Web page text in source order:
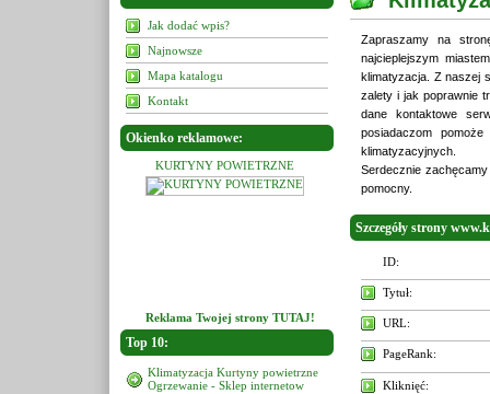
Jak dodać wpis?
Najnowsze
Mapa katalogu
Kontakt
Okienko reklamowe:
KURTYNY POWIETRZNE KURTYNY POWIETRZNE
Reklama Twojej strony TUTAJ!
Top 10:
Klimatyzacja Kurtyny powietrzne
Ogrzewanie - Sklep internetow
Zapraszamy na
najcieplejszym
klimatyzacja. Z naszej
zalety i jak poprawnie
dane kontaktowe
posiadaczom
klimatyzacyjnych.
Serdecznie
pomocny.
Szczegóły strony
ID:
Tytuł:
URL:
PageRank:
Kliknięć: